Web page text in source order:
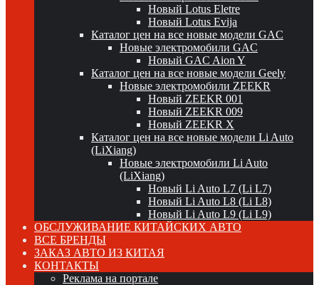
Новый Lotus Eletre
Новый Lotus Evija
Каталог цен на все новые модели GAC
Новые электромобили GAC
Новый GAC Aion Y
Каталог цен на все новые модели Geely
Новые электромобили ZEEKR
Новый ZEEKR 001
Новый ZEEKR 009
Новый ZEEKR X
Каталог цен на все новые модели Li Auto
(LiXiang)
Новые электромобили Li Auto
(LiXiang)
Новый Li Auto L7 (Li L7)
Новый Li Auto L8 (Li L8)
Новый Li Auto L9 (Li L9)
ОБСЛУЖИВАНИЕ КИТАЙСКИХ АВТО
ВСЕ БРЕНДЫ
ЗАКАЗ АВТО ИЗ КИТАЯ
КОНТАКТЫ
Реклама на портале